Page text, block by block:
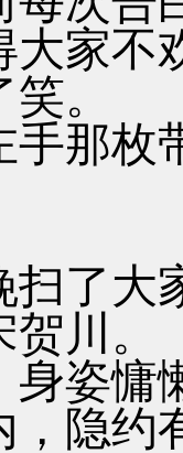
大家不
。
手那枚
扫了大
川。
身姿慵
，隐约